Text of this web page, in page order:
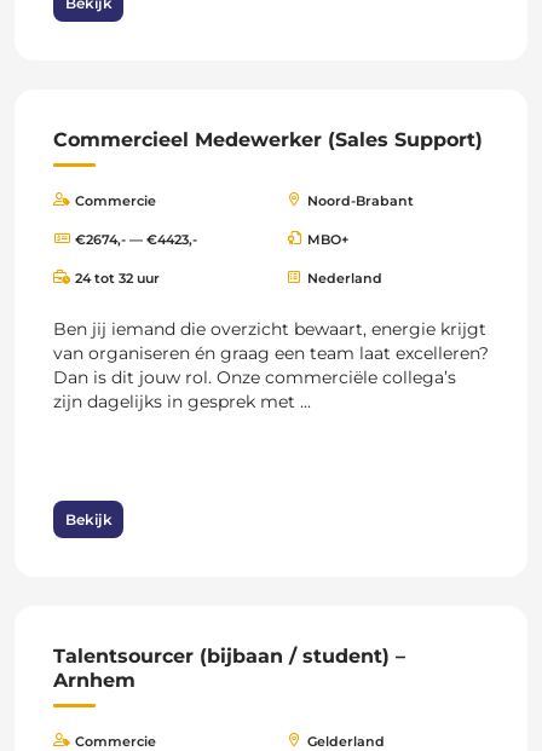
Commercieel Medewerker (Sales Support)
Commercie Noord-Brabant
€2674,- — €4423,- MBO+
24 tot 32 uur Nederland
Ben jij iemand die overzicht bewaart, energie krijgt
van organiseren én graag een team laat excelleren?
Dan is dit jouw rol. Onze commerciële collega’s
zijn dagelijks in gesprek met ...
Bekijk
Talentsourcer (bijbaan / student) –
Arnhem
Commercie Gelderland